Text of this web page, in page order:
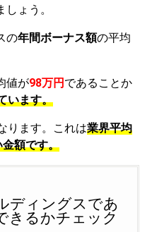
ょう。
の年間ボーナス額の平均
値が98万円 であることか
います。
ります。これは業界平均
額です。
ディングスであ
きるかチェック